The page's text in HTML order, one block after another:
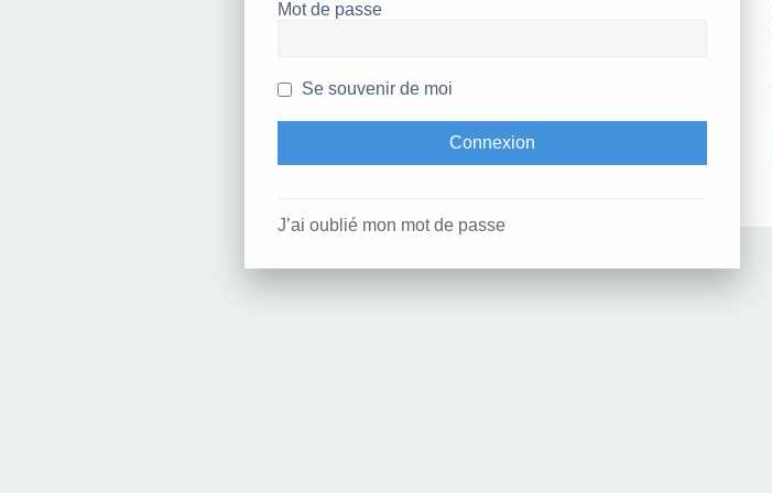
Mot de passe
Se souvenir de moi
J’ai oublié mon mot de passe